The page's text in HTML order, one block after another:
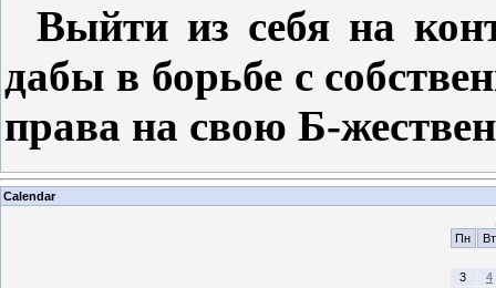
Выйти из себя на
дабы в борьбе с
права на свою Б-
Calendar
Пн
Вт
3
4